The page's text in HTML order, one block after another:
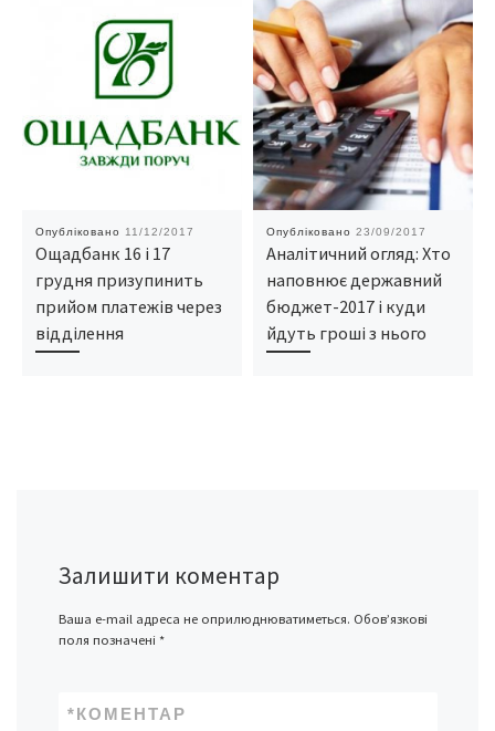
Опубліковано 11/12/2017
Ощадбанк 16 і 17
грудня призупинить
прийом платежів через
відділення
Опубліковано 23/09/2017
Аналітичний огляд: Хто
наповнює державний
бюджет-2017 і куди
йдуть гроші з нього
Залишити коментар
Ваша e-mail адреса не оприлюднюватиметься. Обов’язкові
поля позначені *
КОМЕНТАР
*